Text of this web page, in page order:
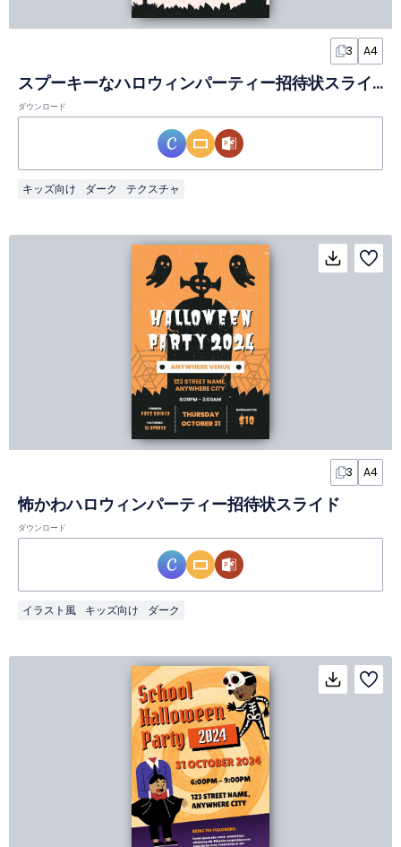
3 A4
スプーキーなハロウィンパーティー招待状スライド
ダウンロード
キッズ向け ダーク テクスチャ
3 A4
怖かわハロウィンパーティー招待状スライド
ダウンロード
イラスト風 キッズ向け ダーク